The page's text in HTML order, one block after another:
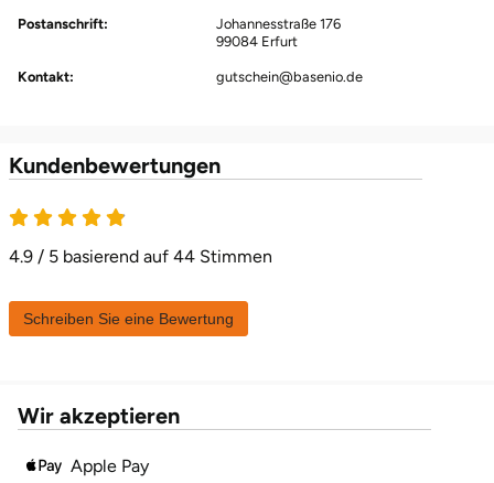
Postanschrift:
Johannesstraße 176
99084 Erfurt
Kontakt: gutschein@basenio.de
Kundenbewertungen
4.9 von 5
4.9 / 5 basierend auf 44 Stimmen
Schreiben Sie eine Bewertung
Wir akzeptieren
Apple Pay
Halle
Hamburg
Haßfurt
Heidelberg
Heilbronn
Heldburg